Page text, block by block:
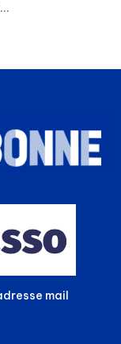
mail